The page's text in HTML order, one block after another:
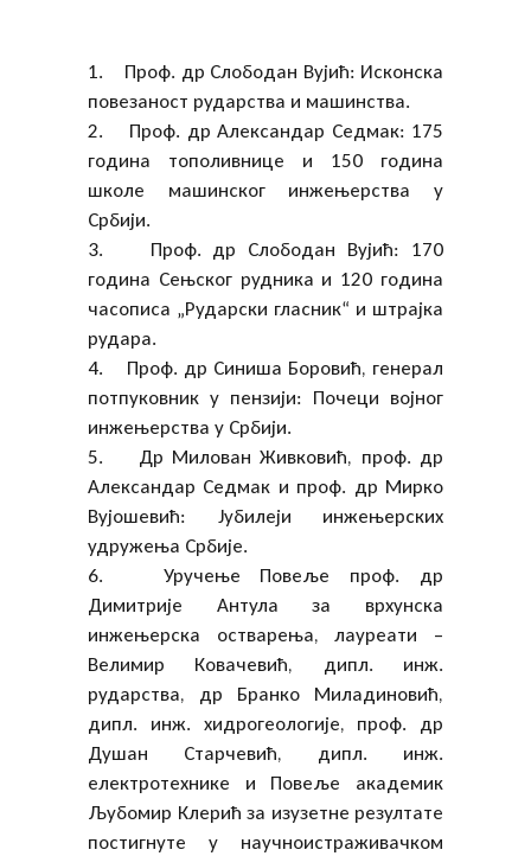
1. Проф. др Слободан Вујић: Исконска
повезаност рударства и машинства.
2. Проф. др Александар Седмак: 175
година тополивнице и 150 година
школе машинског инжењерства у
Србији.
3. Проф. др Слободан Вујић: 170
година Сењског рудника и 120 година
часописа „Рударски гласник“ и штрајка
рудара.
4. Проф. др Синиша Боровић, генерал
потпуковник у пензији: Почеци војног
инжењерства у Србији.
5. Др Милован Живковић, проф. др
Александар Седмак и проф. др Мирко
Вујошевић: Јубилеји инжењерских
удружења Србије.
6. Уручење Повеље проф. др
Димитрије Антула за врхунска
инжењерска остварења, лауреати –
Велимир Ковачевић, дипл. инж.
рударства, др Бранко Миладиновић,
дипл. инж. хидрогеологије, проф. др
Душан Старчевић, дипл. инж.
електротехнике и Повеље академик
Љубомир Клерић за изузетне резултате
постигнуте у научноистраживачком